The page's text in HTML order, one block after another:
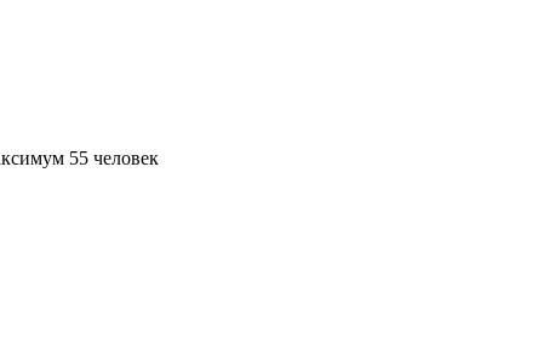
55 человек